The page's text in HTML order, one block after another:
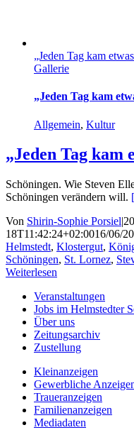
„Jeden Tag kam
Gallerie
„Jeden Tag kam
Allgemein, Kultur
„Jeden Tag kam
Schöningen. Wie Steven
Schöningen verändern will.
Von Shirin-Sophie Porsiel|
18T11:42:24+02:0016/06/
Helmstedt, Klostergut,
Schöningen, St. Lornez,
Weiterlesen
Veranstaltungen
Jobs im Helmstedter
Über uns
Zeitungsarchiv
Zustellung
Kleinanzeigen
Gewerbliche
Traueranzeigen
Familienanzeigen
Mediadaten